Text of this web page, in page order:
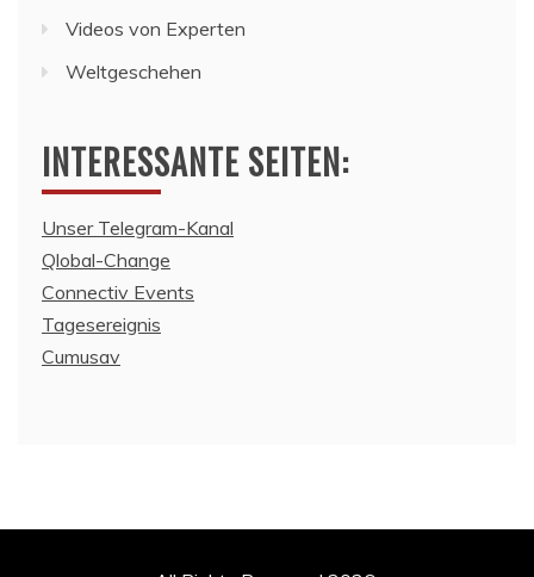
Videos von Experten
Weltgeschehen
INTERESSANTE SEITEN:
Unser Telegram-Kanal
Qlobal-Change
Connectiv Events
Tagesereignis
Cumusav